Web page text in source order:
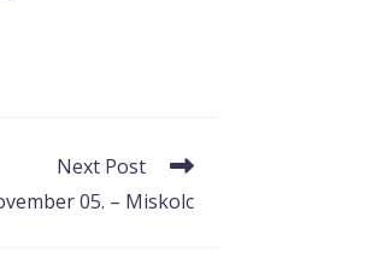
Next Post
05. – Miskolc